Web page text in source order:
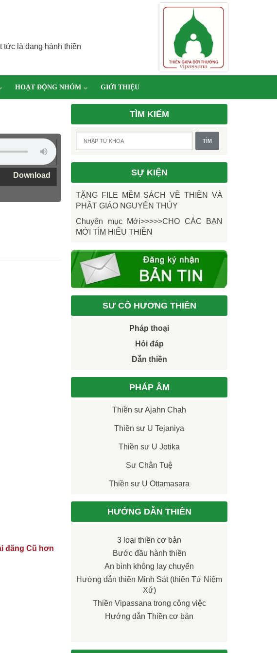
tức là đang hành thiền
HOẠT ĐỘNG NHÓM GIỚI THIỆU
Download
đăng Cũ hơn
TÌM KIẾM
SỰ KIỆN
TẶNG FILE MỀM SÁCH VỀ THIỀN VÀ
PHẬT GIÁO NGUYÊN THỦY
Chuyên mục Mới>>>>>CHO CÁC BẠN
MỚI TÌM HIỂU THIỀN
SƯ CÔ HƯƠNG THIỀN
Pháp thoại
Hỏi đáp
Dẫn thiền
PHÁP ÂM
Thiền sư Ajahn Chah
Thiền sư U Tejaniya
Thiền sư U Jotika
Sư Chân Tuệ
Thiền sư U Ottamasara
HƯỚNG DẪN THIỀN
3 loại thiền cơ bản
Bước đầu hành thiền
An bình không lay chuyển
Hướng dẫn thiền Minh Sát (thiền Tứ Niệm
Xứ)
Thiền Vipassana trong công việc
Hướng dẫn Thiền cơ bản